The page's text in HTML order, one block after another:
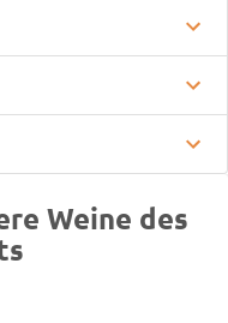
Weine des